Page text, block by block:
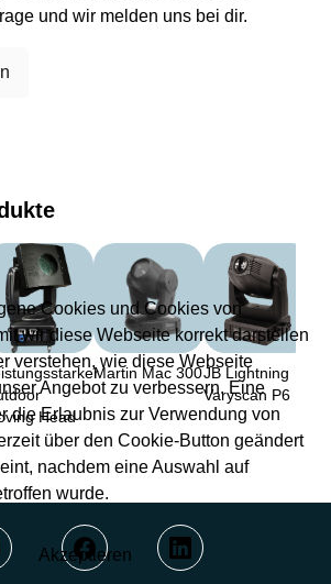
Cookies und Cookies von
wir diese Webseite korrekt darstellen
verstehen, wie diese Webseite
Angebot zu verbessern. Eine
die Erlaubnis zur Verwendung von
über den Cookie-Button geändert
nachdem eine Auswahl auf
wurde.
Akzeptieren
und wir melden uns bei dir.
Head
Martin Mac 300JB Lightning
Varyscan P6